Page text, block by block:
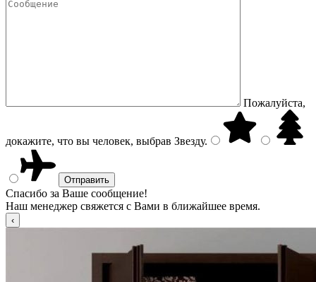
Пожалуйста,
докажите, что вы человек, выбрав Звезду.
Спасибо за Ваше сообщение!
Наш менеджер свяжется с Вами в ближайшее время.